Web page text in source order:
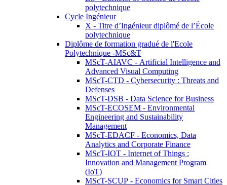
polytechnique
Cycle Ingénieur
X - Titre d’Ingénieur diplômé de l’École
polytechnique
Diplôme de formation gradué de l'Ecole
Polytechnique -MSc&T
MScT-AIAVC - Artificial Intelligence and
Advanced Visual Computing
MScT-CTD - Cybersecurity : Threats and
Defenses
MScT-DSB - Data Science for Business
MScT-ECOSEM - Environmental
Engineering and Sustainability
Management
MScT-EDACF - Economics, Data
Analytics and Corporate Finance
MScT-IOT - Internet of Things :
Innovation and Management Program
(IoT)
MScT-SCUP - Economics for Smart Cities